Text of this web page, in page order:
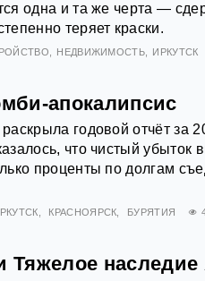
одна и та же черта —
теряет краски.
НЕДВИЖИМОСТЬ ИРКУТСК
апокалипсис
годовой отчёт за
что чистый убыток
проценты по долгам
КРАСНОЯРСК БУРЯТИЯ
Тяжелое